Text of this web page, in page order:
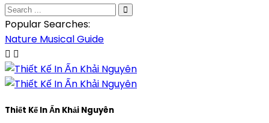
Popular Searches:
Nature MusicalGuide
Thiết Kế In Ấn Khải Nguyên